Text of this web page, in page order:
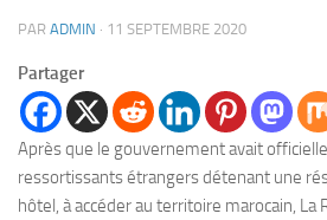
PAR ADMIN · 11 SEPTEMBRE 2020
Partager
Après que le gouvernement avait
ressortissants étrangers détenant une
hôtel, à accéder au territoire marocain, La